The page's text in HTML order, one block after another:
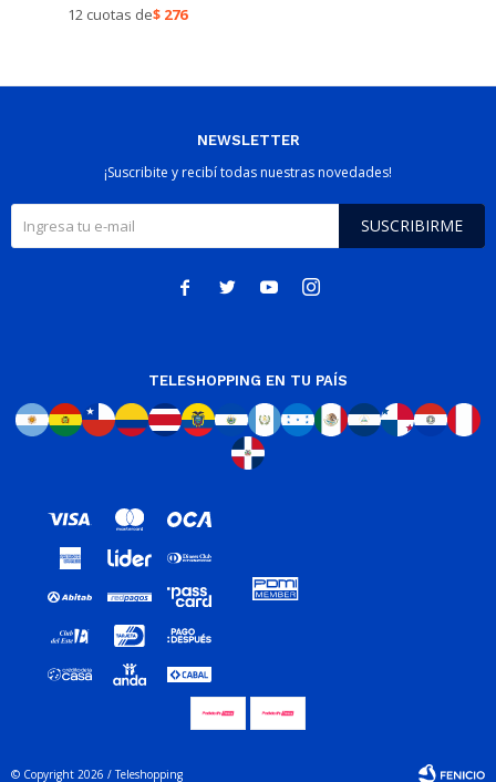
12 cuotas de$ 276
NEWSLETTER
¡Suscribite y recibí todas nuestras novedades!
SUSCRIBIRME
   
TELESHOPPING EN TU PAÍS
© Copyright 2026 / Teleshopping